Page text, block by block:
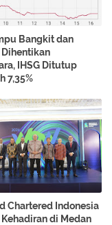
Bangkit dan
IHSG Ditutup
7,35%
Chartered Indonesia
di Medan